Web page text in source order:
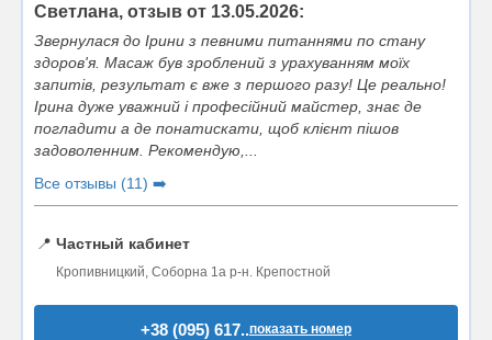
Светлана, отзыв от 13.05.2026:
Звернулася до Ірини з певними питаннями по стану
здоров'я. Масаж був зроблений з урахуванням моїх
запитів, результат є вже з першого разу! Це реально!
Ірина дуже уважний і професійний майстер, знає де
погладити а де понатискати, щоб клієнт пішов
задоволенним. Рекомендую,...
Все отзывы (11) ➡️
📍 Частный кабинет
Кропивницкий, Соборна 1а р-н. Крепостной
+38 (095) 617..показать номер